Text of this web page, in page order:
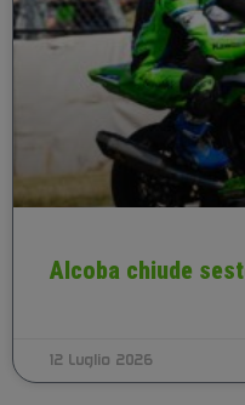
Alcoba chiude
12 Luglio 2026